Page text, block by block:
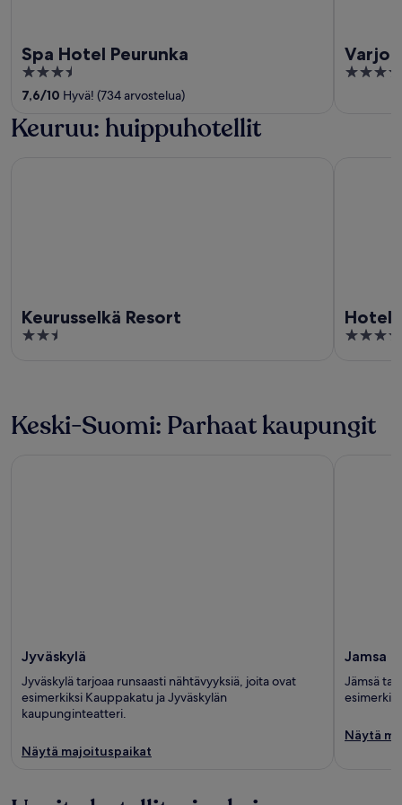
Spa Hotel Peurunka
3.5
out
5
7,6/10 Hyvä! (734 arvostelua)
3.5
Keuruu: huippuhotellit
Keurusselkä Resort
2.5
3.5
Keski-Suomi: Parhaat kaupungit
Jyväskylä
Jyväskylä tarjoaa runsaasti nähtävyyksiä, joita ovat
esimerkiksi Kauppakatu ja Jyväskylän
kaupunginteatteri.
Näytä majoituspaikat
Jamsa
Jämsä
Näytä